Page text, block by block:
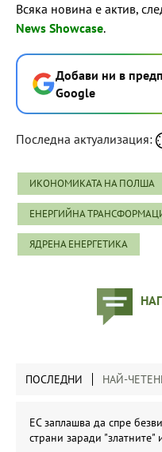
Всяка новина е актив,
News Showcase.
Добави ни в
Google
Последна актуализация:
ИКОНОМИКАТА НА ПОЛША
ЕНЕРГИЙНА
ЯДРЕНА ЕНЕРГЕТИКА
ПОСЛЕДНИ НАЙ-
ЕС заплашва да спре
страни заради "златните"